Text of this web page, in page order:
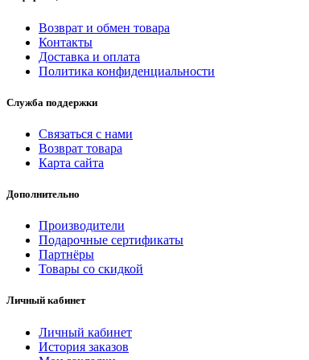
Возврат и обмен товара
Контакты
Доставка и оплата
Политика конфиденциальности
Служба поддержки
Связаться с нами
Возврат товара
Карта сайта
Дополнительно
Производители
Подарочные сертификаты
Партнёры
Товары со скидкой
Личный кабинет
Личный кабинет
История заказов